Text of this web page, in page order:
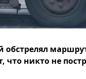
никто не